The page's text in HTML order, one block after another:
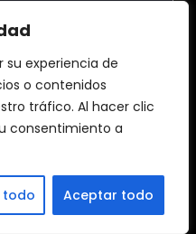
su experiencia de
o contenidos
tráfico. Al hacer clic
consentimiento a
todo Aceptar todo
en
recursos
y la práctica
del diseño
libros, artículos,
editoriales
,
a tomar
sobre cómo
para que sean